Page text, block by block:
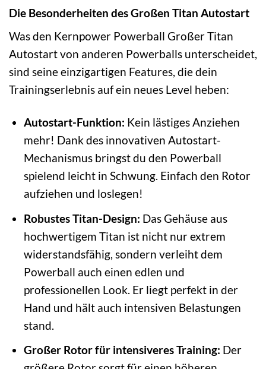
Die Besonderheiten des Großen Titan Autostart
Was den Kernpower Powerball Großer Titan
Autostart von anderen Powerballs unterscheidet,
sind seine einzigartigen Features, die dein
Trainingserlebnis auf ein neues Level heben:
Autostart-Funktion: Kein lästiges Anziehen
mehr! Dank des innovativen Autostart-
Mechanismus bringst du den Powerball
spielend leicht in Schwung. Einfach den Rotor
aufziehen und loslegen!
Robustes Titan-Design: Das Gehäuse aus
hochwertigem Titan ist nicht nur extrem
widerstandsfähig, sondern verleiht dem
Powerball auch einen edlen und
professionellen Look. Er liegt perfekt in der
Hand und hält auch intensiven Belastungen
stand.
Großer Rotor für intensiveres Training: Der